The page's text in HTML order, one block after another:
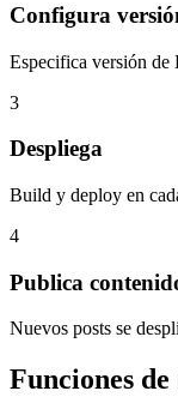
Configura
Especifica versión de
3
Despliega
Build y deploy en
4
Publica
Nuevos posts se
Funciones